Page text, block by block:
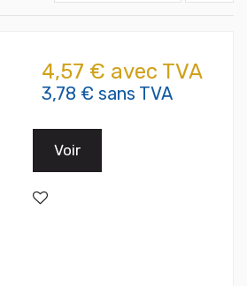
4,57 € avec TVA
3,78 € sans TVA
Voir